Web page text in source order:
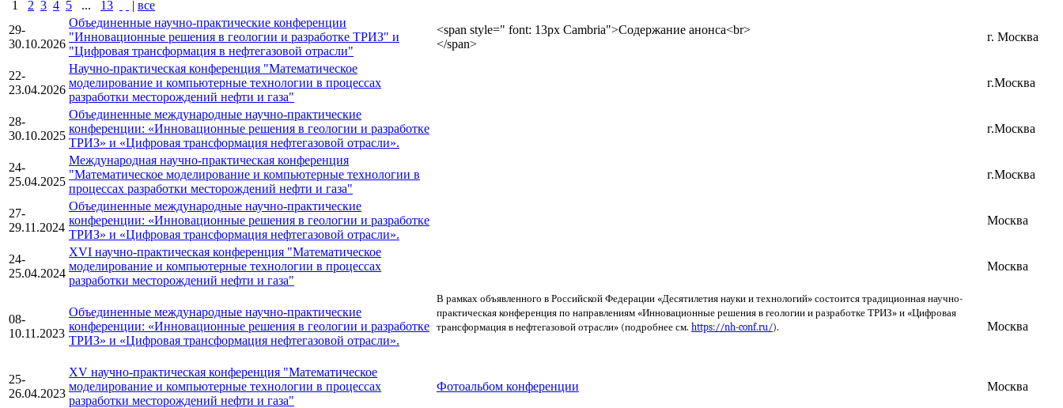
1
2 3 4 5 ... 13 | все
29-
30.10.2026
Объединенные научно-практические конференции
"Инновационные решения в геологии и разработке ТРИЗ" и
"Цифровая трансформация в нефтегазовой отрасли"
<span style=" font: 13px Cambria">Содержание анонса<br>
</span>
г. Москва
22-
23.04.2026
Научно-практическая конференция "Математическое
моделирование и компьютерные технологии в процессах
разработки месторождений нефти и газа"
г.Москва
28-
30.10.2025
Объединенные международные научно-практические
конференции: «Инновационные решения в геологии и разработке
ТРИЗ» и «Цифровая трансформация нефтегазовой отрасли».
г.Москва
24-
25.04.2025
Международная научно-практическая конференция
"Математическое моделирование и компьютерные технологии в
процессах разработки месторождений нефти и газа"
г.Москва
27-
29.11.2024
Объединенные международные научно-практические
конференции: «Инновационные решения в геологии и разработке
ТРИЗ» и «Цифровая трансформация нефтегазовой отрасли».
Москва
24-
25.04.2024
XVI научно-практическая конференция "Математическое
моделирование и компьютерные технологии в процессах
разработки месторождений нефти и газа"
Москва
08-
10.11.2023
Объединенные международные научно-практические
конференции: «Инновационные решения в геологии и разработке
ТРИЗ» и «Цифровая трансформация нефтегазовой отрасли».
В рамках объявленного в Российской Федерации «Десятилетия науки и технологий» состоится традиционная научно-
практическая конференция по направлениям «Инновационные решения в геологии и разработке ТРИЗ» и «Цифровая
трансформация в нефтегазовой отрасли» (подробнее см. https://nh-conf.ru/). Москва
25-
26.04.2023
XV научно-практическая конференция "Математическое
моделирование и компьютерные технологии в процессах
разработки месторождений нефти и газа"
Фотоальбом конференции Москва